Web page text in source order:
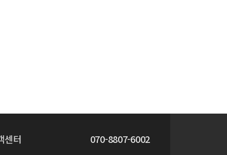
센터 070-8807-6002